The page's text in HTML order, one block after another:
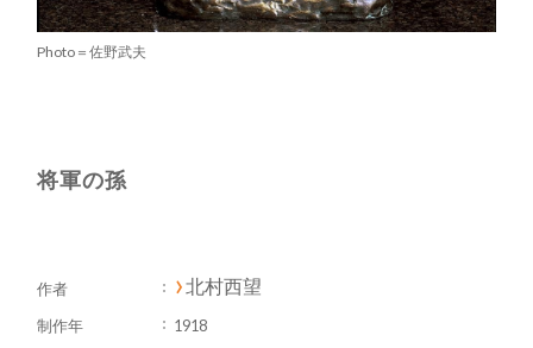
Photo＝佐野武夫
将軍の孫
作者 北村西望
制作年 1918